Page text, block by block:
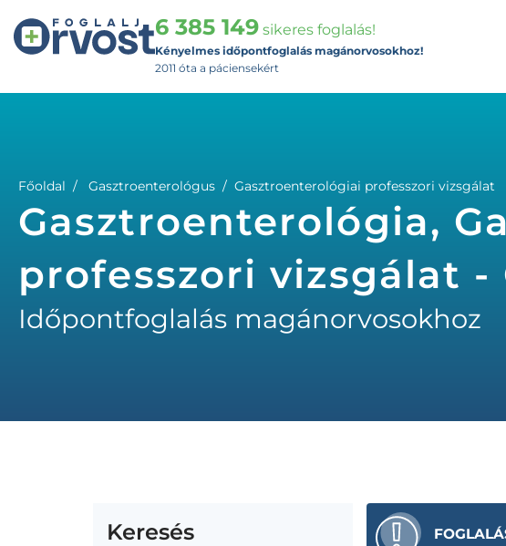
6 385 149 sikeres foglalás!
Kényelmes időpontfoglalás magánorvosokhoz!
2011 óta a páciensekért
Főoldal Gasztroenterológus Gasztroenterológiai professzori vizsgálat
Gasztroenterológia,
professzori vizsgálat
Időpontfoglalás magánorvosokhoz
Keresés